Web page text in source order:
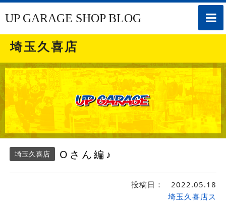
toggle
UP GARAGE SHOP BLOG
埼玉久喜店
埼玉久喜店 Oさん編♪
投稿日： 2022.05.18
埼玉久喜店ス